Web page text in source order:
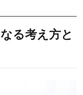
る考え方と